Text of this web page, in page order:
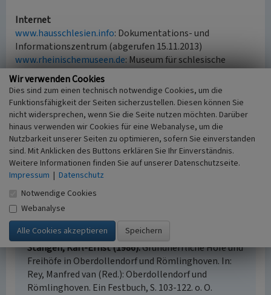
Internet
www.hausschlesien.info: Dokumentations- und
Informationszentrum (abgerufen 15.11.2013)
www.rheinischemuseen.de: Museum für schlesische
Landeskunde im Haus Schlesien (abgerufen 30.05.2009)
de.wikipedia.org: Ottmar Edwin Strauss (abgerufen
22.06.2026)
Literatur
Brunsch, Swen Holger (1998) Das
Zisterzienserkloster Heisterbach von seiner
Gründung bis zum Anfang des 16. Jahrhunderts.
(Bonner Historische Forschungen, 58.) Siegburg.
Hoitz, Markus (1987)
Heisterbach. (Königswinter in Geschichte und
Gegenwart, 3.) Königswinter.
Stangen, Karl-Ernst (1986) Grundherrliche Höfe und
Freihöfe in Oberdollendorf und Römlinghoven. In:
Rey, Manfred van (Red.): Oberdollendorf und
Römlinghoven. Ein Festbuch, S. 103-122. o. O.
Wir verwenden Cookies
Dies sind zum einen technisch notwendige Cookies, um die
Funktionsfähigkeit der Seiten sicherzustellen. Diesen können Sie
nicht widersprechen, wenn Sie die Seite nutzen möchten. Darüber
hinaus verwenden wir Cookies für eine Webanalyse, um die
Nutzbarkeit unserer Seiten zu optimieren, sofern Sie einverstanden
sind. Mit Anklicken des Buttons erklären Sie Ihr Einverständnis.
Weitere Informationen finden Sie auf unserer Datenschutzseite.
Impressum | Datenschutz
Notwendige Cookies
Webanalyse